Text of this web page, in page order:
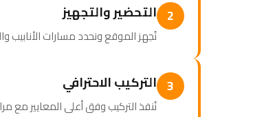
2 التحضير والتجهيز
نُجهز الموقع ونحدد مسارات الأنابيب
3 التركيب الاحترافي
نُنفذ التركيب وفق أعلى المعايير مع